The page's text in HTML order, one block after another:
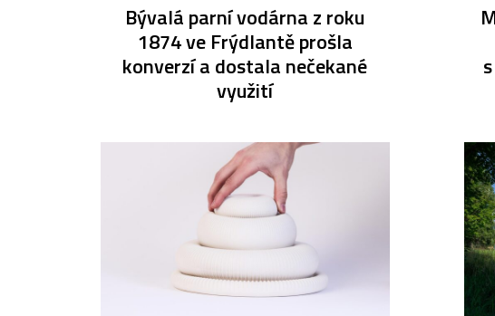
Bývalá parní vodárna z roku
1874 ve Frýdlantě prošla
konverzí a dostala nečekané
využití